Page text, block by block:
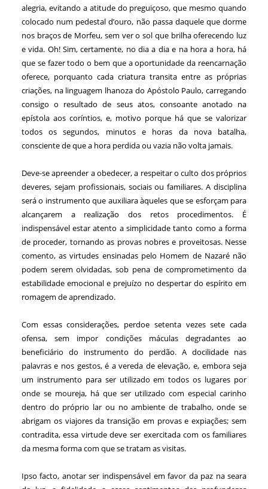
alegria, evitando a atitude do preguiçoso, que mesmo quando
colocado num pedestal d’ouro, não passa daquele que dorme
nos braços de Morfeu, sem ver o sol que brilha oferecendo luz
e vida. Oh! Sim, certamente, no dia a dia e na hora a hora, há
que se fazer todo o bem que a oportunidade da reencarnação
oferece, porquanto cada criatura transita entre as próprias
criações, na linguagem lhanoza do Apóstolo Paulo, carregando
consigo o resultado de seus atos, consoante anotado na
epístola aos coríntios, e, motivo porque há que se valorizar
todos os segundos, minutos e horas da nova batalha,
consciente de que a hora perdida ou vazia não volta jamais.
Deve-se apreender a obedecer, a respeitar o culto dos próprios
deveres, sejam profissionais, sociais ou familiares. A disciplina
será o instrumento que auxiliara àqueles que se esforçam para
alcançarem a realização dos retos procedimentos. É
indispensável estar atento a simplicidade tanto como a forma
de proceder, tornando as provas nobres e proveitosas. Nesse
comento, as virtudes ensinadas pelo Homem de Nazaré não
podem serem olvidadas, sob pena de comprometimento da
estabilidade emocional e prejuízo no despertar do espírito em
romagem de aprendizado.
Com essas considerações, perdoe setenta vezes sete cada
ofensa, sem impor condições máculas degradantes ao
beneficiário do instrumento do perdão. A docilidade nas
palavras e nos gestos, é a vereda de elevação, e, embora seja
um instrumento para ser utilizado em todos os lugares por
onde se moureja, há que ser utilizado com especial carinho
dentro do próprio lar ou no ambiente de trabalho, onde se
abrigam os viajores da transição em provas e expiações; sem
contradita, essa virtude deve ser exercitada com os familiares
da mesma forma com que se tratam as visitas.
Ipso facto, anotar ser indispensável em favor da paz na seara